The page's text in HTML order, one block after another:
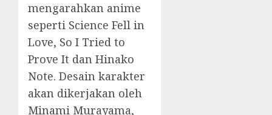
mengarahkan anime
seperti Science Fell in
Love, So I Tried to
Prove It dan Hinako
Note. Desain karakter
akan dikerjakan oleh
Minami Murayama,